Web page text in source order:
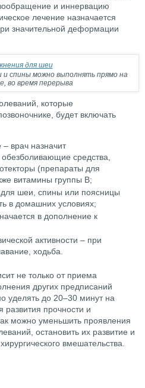
и иннервацию
лечение назначается
значительной деформации
спины можно выполнять прямо на
во время перерыва
которые
будет включать
врач назначит
средства,
(препараты для
витамины группы В;
шеи, спины или поясницы
в домашних условиях;
в дополнение к
активности – при
ходьба.
не только от приема
других предписаний
уделять до 20–30 минут на
прочности и
можно уменьшить проявления
остановить их развитие и
вмешательства.